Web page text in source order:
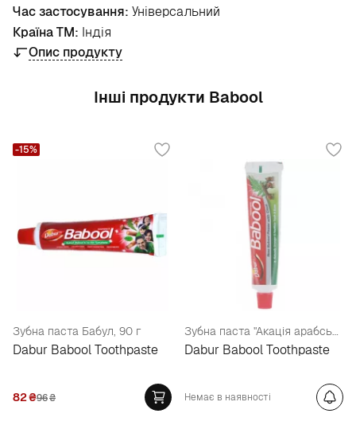
Час застосування: Універсальний
Країна ТМ: Індія
Опис продукту
Інші продукти Babool
Зубна паста Бабул, 90 г
Dabur Babool Toothpaste
82₴96₴
-15%
Зубна паста "Акація арабська та гвоздика"
Dabur Babool Toothpaste
Немає в наявності